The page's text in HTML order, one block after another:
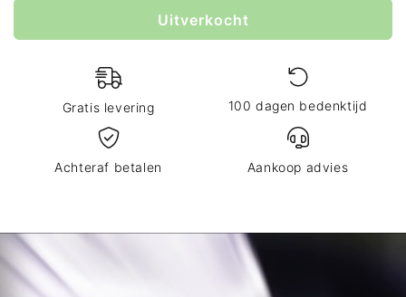
Uitverkocht
Gratis levering 100 dagen bedenktijd
Achteraf betalen Aankoop advies